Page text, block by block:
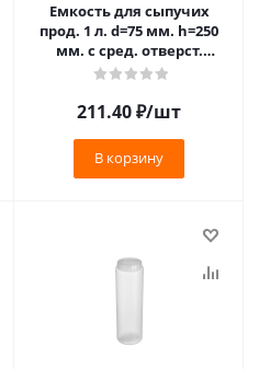
Емкость для сыпучих
прод. 1 л. d=75 мм. h=250
мм. с сред. отверст.
прозрачная GP /1/24/ ТП
211.40₽/шт
В корзину